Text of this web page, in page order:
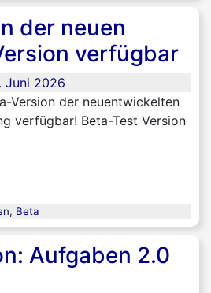
der neuen
verfügbar
Juni 2026
Version der neuentwickelten
verfügbar! Beta-Test Version
, Beta
Aufgaben 2.0